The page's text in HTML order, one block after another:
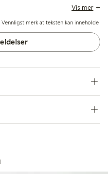
Vis mer
merk at teksten kan inneholde